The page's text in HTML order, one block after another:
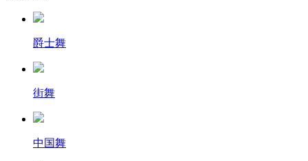
爵士舞
街舞
中国舞